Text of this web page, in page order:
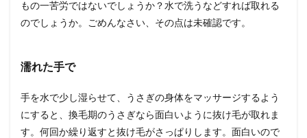
もの一苦労ではないでしょうか？水で洗うなどすれば取れる
のでしょうか。ごめんなさい、その点は未確認です。
濡れた手で
手を水で少し湿らせて、うさぎの身体をマッサージするよう
にすると、換毛期のうさぎなら面白いように抜け毛が取れま
す。何回か繰り返すと抜け毛がさっぱりします。面白いので